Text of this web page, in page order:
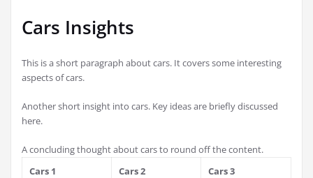
Cars Insights
This is a short paragraph about cars. It covers some interesting
aspects of cars.
Another short insight into cars. Key ideas are briefly discussed
here.
A concluding thought about cars to round off the content.
Cars 1
Cars 2 Cars 3